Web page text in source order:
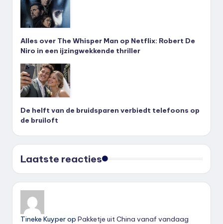
Alles over The Whisper Man op Netflix: Robert De
Niro in een ijzingwekkende thriller
De helft van de bruidsparen verbiedt telefoons op
de bruiloft
Laatste reacties
Tineke Kuyperop Pakketje uit China vanaf vandaag